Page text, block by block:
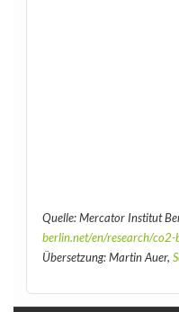
Quelle: Mercator Institut
berlin.net/en/research/co2-
Übersetzung: Martin Auer,